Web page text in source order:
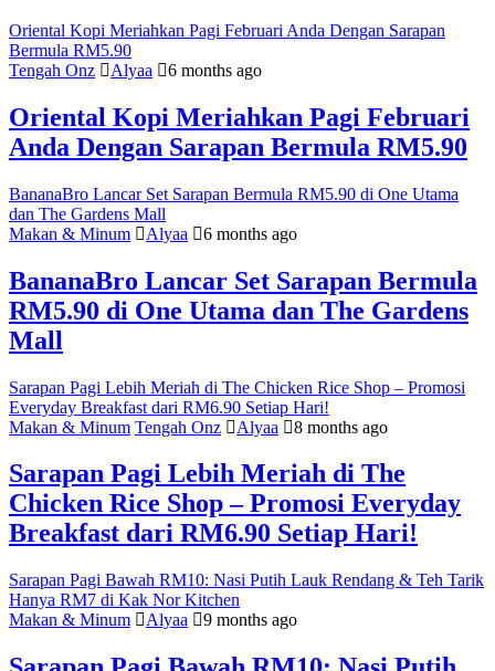
Oriental Kopi Meriahkan Pagi Februari Anda Dengan Sarapan
Bermula RM5.90
Tengah Onz
Alyaa 6 months ago
Oriental Kopi Meriahkan Pagi Februari
Anda Dengan Sarapan Bermula RM5.90
BananaBro Lancar Set Sarapan Bermula RM5.90 di One Utama
dan The Gardens Mall
Makan & Minum
Alyaa 6 months ago
BananaBro Lancar Set Sarapan Bermula
RM5.90 di One Utama dan The Gardens
Mall
Sarapan Pagi Lebih Meriah di The Chicken Rice Shop – Promosi
Everyday Breakfast dari RM6.90 Setiap Hari!
Makan & Minum Tengah Onz Alyaa 8 months ago
Sarapan Pagi Lebih Meriah di The
Chicken Rice Shop – Promosi Everyday
Breakfast dari RM6.90 Setiap Hari!
Sarapan Pagi Bawah RM10: Nasi Putih Lauk Rendang & Teh Tarik
Hanya RM7 di Kak Nor Kitchen
Makan & Minum
Alyaa 9 months ago